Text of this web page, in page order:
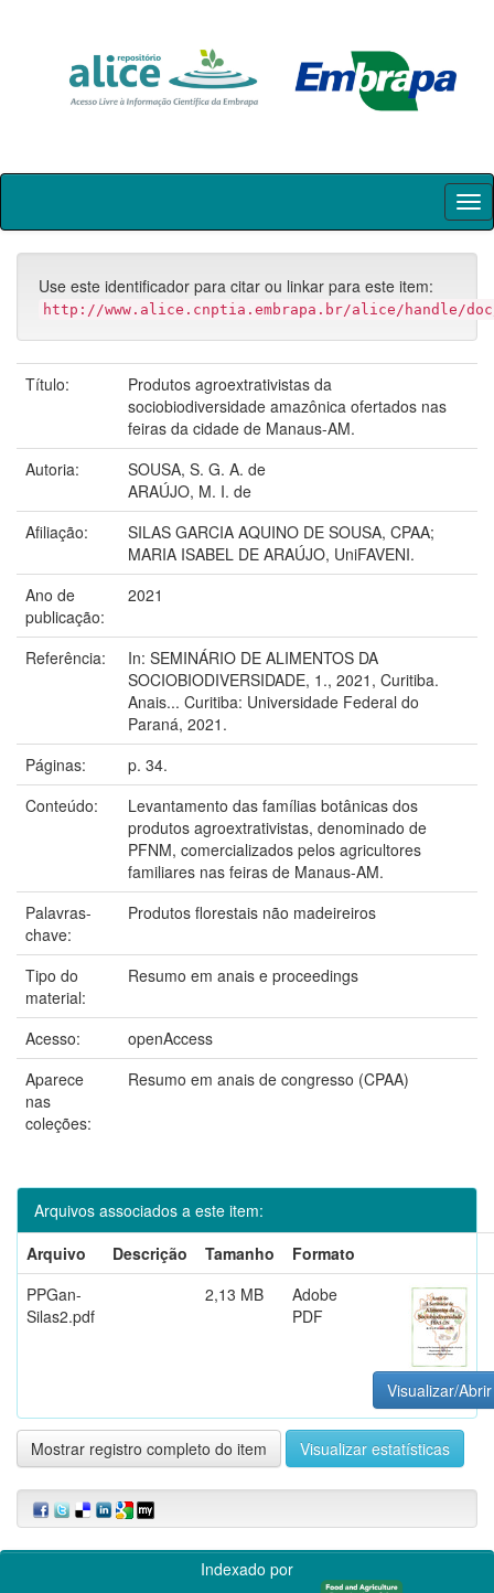
Skip
Use este identificador para citar ou linkar para este item:
http://www.alice.cnptia.embrapa.br/alice/handle/doc/
Título:
Produtos agroextrativistas da
sociobiodiversidade amazônica ofertados nas
feiras da cidade de Manaus-AM.
Autoria:
SOUSA, S. G. A. de
ARAÚJO, M. I. de
Afiliação:
SILAS GARCIA AQUINO DE SOUSA, CPAA;
MARIA ISABEL DE ARAÚJO, UniFAVENI.
Ano de
publicação:
2021
Referência:
In: SEMINÁRIO DE ALIMENTOS DA
SOCIOBIODIVERSIDADE, 1., 2021, Curitiba.
Anais... Curitiba: Universidade Federal do
Paraná, 2021.
Páginas:
p. 34.
Conteúdo:
Levantamento das famílias botânicas dos
produtos agroextrativistas, denominado de
PFNM, comercializados pelos agricultores
familiares nas feiras de Manaus-AM.
Palavras-
chave:
Produtos florestais não madeireiros
Tipo do
material:
Resumo em anais e proceedings
Acesso:
openAccess
Aparece
nas
coleções:
Resumo em anais de congresso (CPAA)
Arquivos associados a este item:
Arquivo
Descrição Tamanho
Formato
PPGan-
Silas2.pdf
2,13 MB
Adobe
PDF
Visualizar/Abrir
Mostrar registro completo do item Visualizar estatísticas
Indexado por